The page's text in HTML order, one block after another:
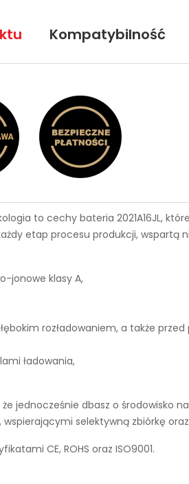
Kompatybilność
to cechy bateria 2021A16JL,
etap procesu produkcji,
jonowe klasy A,
rozładowaniem, a także
ładowania,
jednocześnie dbasz o środowisko
selektywną zbiórkę
CE, ROHS oraz ISO9001.